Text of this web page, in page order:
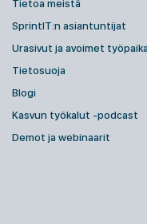
Tietoa meistä
SprintIT:n asiantuntijat
Urasivut ja avoimet
Tietosuoja
Blogi
Kasvun työkalut -podcast
Demot ja webinaarit